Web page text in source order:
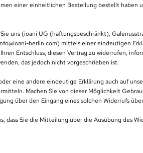
einer einheitlichen Bestellung bestellt
uns (ioani UG (haftungsbeschränkt),
berlin.com) mittels einer eindeutigen
Entschluss, diesen Vertrag zu widerrufen,
das jedoch nicht vorgeschrieben ist.
eine andere eindeutige Erklärung auch auf
Machen Sie von dieser Möglichkeit
über den Eingang eines solchen Widerrufs
dass Sie die Mitteilung über die Ausübung des